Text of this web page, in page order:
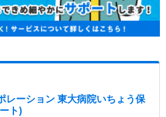
レーション 東大病院いちょう保
ト)